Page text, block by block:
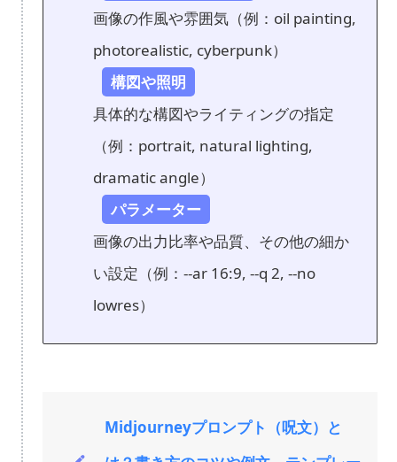
画像の作風や雰囲気（例：oil painting,
photorealistic, cyberpunk）
構図や照明
具体的な構図やライティングの指定
（例：portrait, natural lighting,
dramatic angle）
パラメーター
画像の出力比率や品質、その他の細か
い設定（例：--ar 16:9, --q 2, --no
lowres）
Midjourneyプロンプト（呪文）と